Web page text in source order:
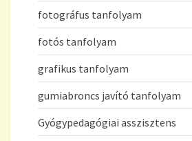
fotográfus tanfolyam
fotós tanfolyam
grafikus tanfolyam
gumiabroncs javító tanfolyam
Gyógypedagógiai asszisztens